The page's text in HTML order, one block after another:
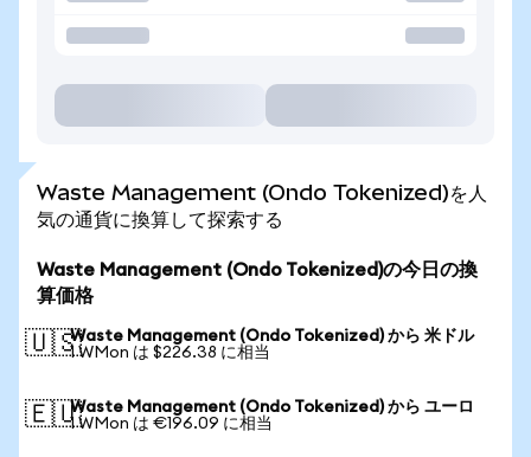
Waste Management (Ondo Tokenized)を人
気の通貨に換算して探索する
Waste Management (Ondo Tokenized)の今日の換
算価格
🇺🇸Waste Management (Ondo Tokenized) から 米ドル
1 WMon は $226.38 に相当
🇪🇺Waste Management (Ondo Tokenized) から ユーロ
1 WMon は €196.09 に相当